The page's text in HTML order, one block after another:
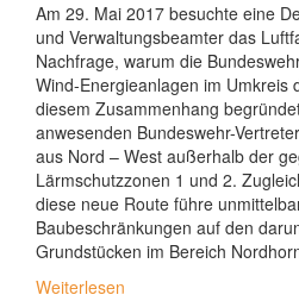
Am 29. Mai 2017 besuchte eine
und Verwaltungsbeamter das
Nachfrage, warum die
Wind-Energieanlagen im Umkreis
diesem Zusammenhang
anwesenden Bundeswehr-
aus Nord – West außerhalb der
Lärmschutzzonen 1 und 2.
diese neue Route führe
Baubeschränkungen auf den
Grundstücken im Bereich
Weiterlesen